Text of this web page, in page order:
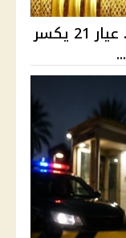
ارتفاع جديد بأسعار الذهب بمصر. عيار 21 يكسر